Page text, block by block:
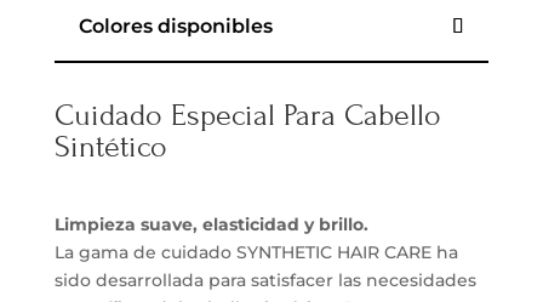
Colores disponibles
Cuidado Especial Para Cabello
Sintético
Limpieza suave, elasticidad y brillo.
La gama de cuidado SYNTHETIC HAIR CARE ha
sido desarrollada para satisfacer las necesidades